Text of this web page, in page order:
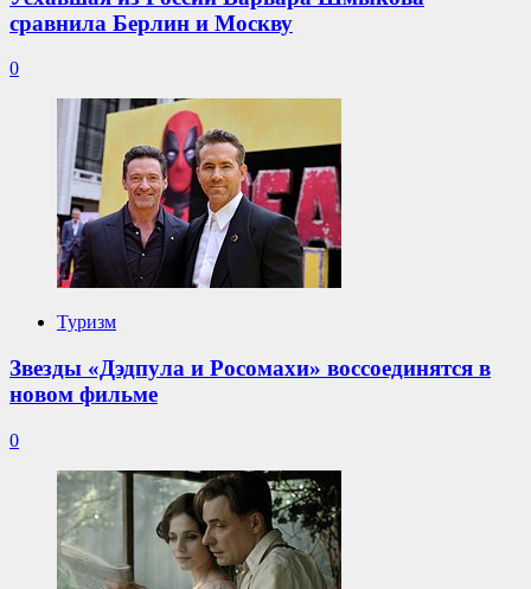
сравнила Берлин и Москву
0
Туризм
Звезды «Дэдпула и Росомахи» воссоединятся в
новом фильме
0